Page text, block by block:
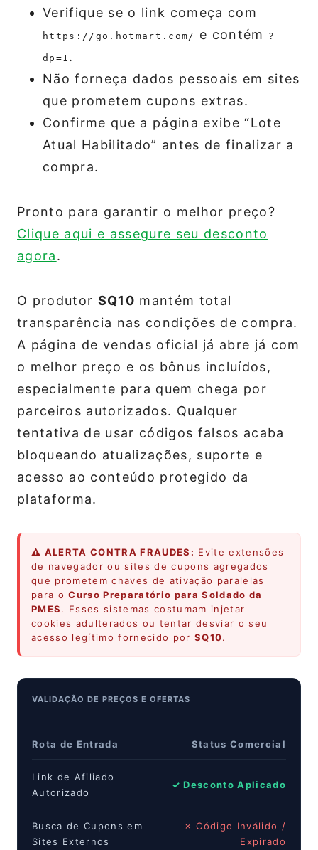
Verifique se o link começa com
https://go.hotmart.com/ e contém ?
dp=1 .
Não forneça dados pessoais em sites
que prometem cupons extras.
Confirme que a página exibe “Lote
Atual Habilitado” antes de finalizar a
compra.
Pronto para garantir o melhor preço?
Clique aqui e assegure seu desconto
agora.
O produtor SQ10 mantém total
transparência nas condições de compra.
A página de vendas oficial já abre já com
o melhor preço e os bônus incluídos,
especialmente para quem chega por
parceiros autorizados. Qualquer
tentativa de usar códigos falsos acaba
bloqueando atualizações, suporte e
acesso ao conteúdo protegido da
plataforma.
⚠️ ALERTA CONTRA FRAUDES: Evite extensões
de navegador ou sites de cupons agregados
que prometem chaves de ativação paralelas
para oCurso Preparatório para Soldado da
PMES. Esses sistemas costumam injetar
cookies adulterados ou tentar desviar o seu
acesso legítimo fornecido por SQ10.
VALIDAÇÃO DE PREÇOS E OFERTAS
Rota de Entrada Status Comercial
Link de Afiliado
Autorizado
✓ Desconto Aplicado
Busca de Cupons em
Sites Externos
✗ Código Inválido /
Expirado